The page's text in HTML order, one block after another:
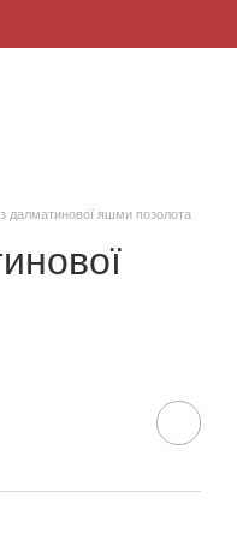
далматинової яшми позолота